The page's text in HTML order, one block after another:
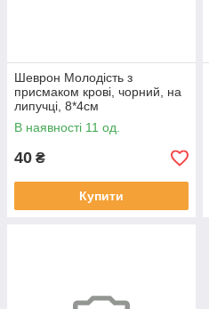
Шеврон Молодість з
присмаком крові, чорний, на
липучці, 8*4см
В наявності 11 од.
40 ₴
Купити